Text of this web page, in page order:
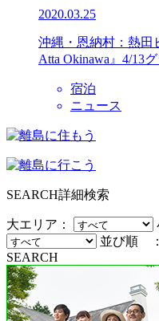
2020.03.25
沖縄・恩納村：熱田
Atta Okinawa』4/13
宿泊
ニュース
SEARCH詳細検索
大エリア：
並び順 ：
SEARCH